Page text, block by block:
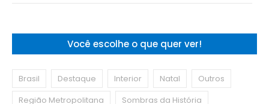
Você escolhe o que quer ver!
Brasil Destaque Interior Natal
Outros
Região Metropolitana
Sombras da História